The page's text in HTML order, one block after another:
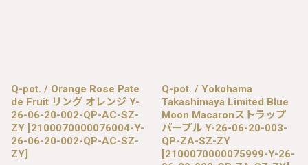
Q-pot. / Orange Rose Pate
de Fruit リング オレンジ Y-
26-06-20-002-QP-AC-SZ-
ZY [2100070000076004-Y-
26-06-20-002-QP-AC-SZ-
ZY]
Q-pot. / Yokohama
Takashimaya Limited Blue
Moon Macaronストラップ
パープル Y-26-06-20-003-
QP-ZA-SZ-ZY
[2100070000075999-Y-26-